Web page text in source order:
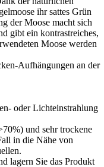
ihr sattes Grün
der Moose macht sich
gibt ein kontrastreiches,
Moose werden
Aufhängungen an der
oder Lichteinstrahlung
und sehr trockene
in die Nähe von
lagern Sie das Produkt